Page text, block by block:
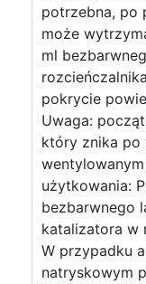
potrzebna, po
może
ml
pokrycie
Uwaga:
który znika po
użytkowania:
bezbarwnego
katalizatora w
W przypadku
natryskowym